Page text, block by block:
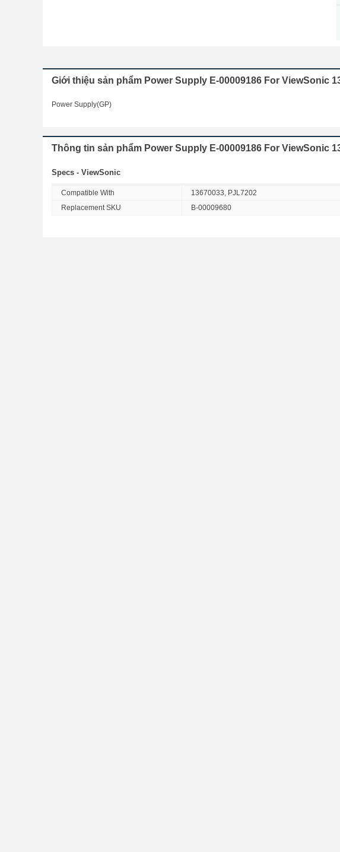
Giới thiệu sản phẩm Power Supply E-00009186 For ViewSonic
Power Supply(GP)
Thông tin sản phẩm Power Supply E-00009186 For ViewSonic
Specs - ViewSonic
Compatible With
13670033, PJL7202
Replacement SKU
B-00009680